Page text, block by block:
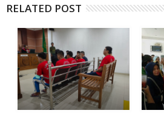
RELATED POST